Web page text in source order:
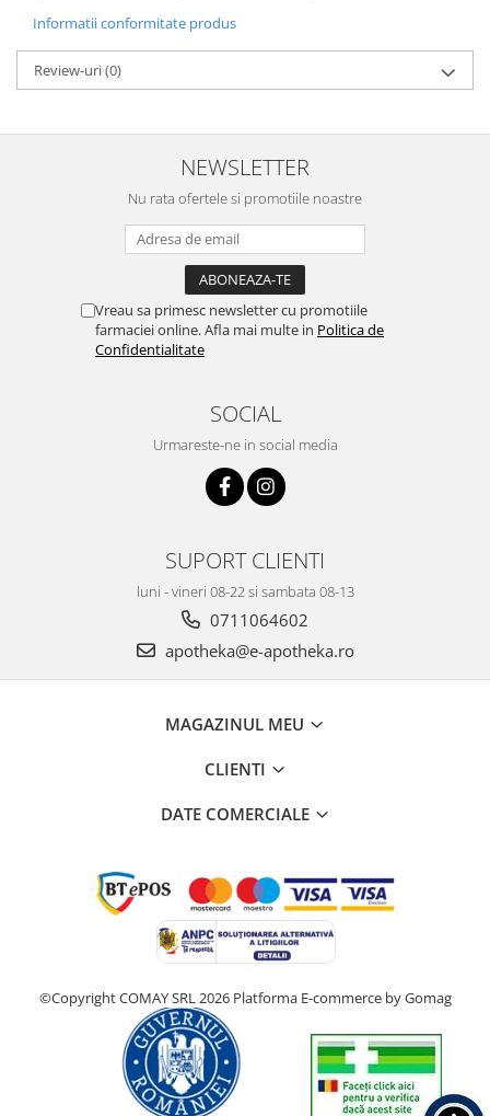
Informatii conformitate produs
Review-uri(0)
NEWSLETTER
Nu rata ofertele si promotiile noastre
Vreau sa primesc newsletter cu promotiile
farmaciei online. Afla mai multe in Politica de
Confidentialitate
SOCIAL
Urmareste-ne in social media
SUPORT CLIENTI
luni - vineri 08-22 si sambata 08-13
0711064602
apotheka@e-apotheka.ro
MAGAZINUL MEU
CLIENTI
DATE COMERCIALE
©Copyright COMAY SRL 2026 Platforma E-commerce by Gomag